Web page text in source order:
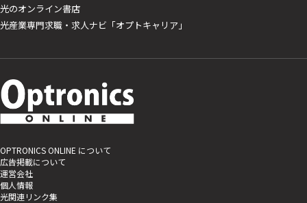
光のオンライン書店
光産業専門求職・求人ナビ「オプトキャリア」
OPTRONICS ONLINE について
広告掲載について
運営会社
個人情報
光関連リンク集